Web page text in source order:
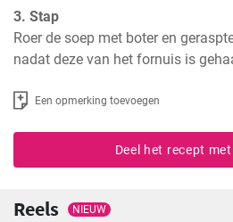
3. Stap
Roer de soep met boter en
nadat deze van het fornuis is
Een opmerking toevoegen
Deel het recept
Reels NIEUW